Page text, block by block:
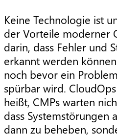
Keine Technologie ist
der Vorteile moderner
darin, dass Fehler und
erkannt werden
noch bevor ein
spürbar wird.
heißt, CMPs warten
dass Systemstörungen
dann zu beheben,